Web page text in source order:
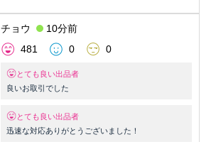
チョウ
10分前
481
0 0
とても良い出品者
良いお取引でした
とても良い出品者
迅速な対応ありがとうございました！